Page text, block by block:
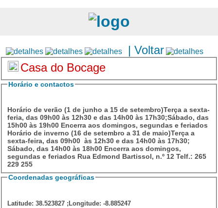
| Voltar
Casa do Bocage
Horário e contactos
Horário de verão (1 de junho a 15 de setembro)Terça a sexta-
feria, das 09h00 às 12h30 e das 14h00 às 17h30;Sábado, das
15h00 às 19h00 Encerra aos domingos, segundas e feriados
Horário de inverno (16 de setembro a 31 de maio)Terça a
sexta-feira, das 09h00 às 12h30 e das 14h00 às 17h30;
Sábado, das 14h00 às 18h00 Encerra aos domingos,
segundas e feriados Rua Edmond Bartissol, n.º 12 Telf.: 265
229 255
Coordenadas geográficas
Latitude: 38.523827 ;Longitude: -8.885247